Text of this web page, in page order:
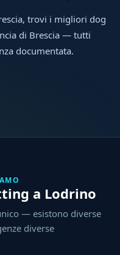
trovi i migliori dog
di Brescia — tutti
documentata.
a Lodrino
— esistono diverse
diverse